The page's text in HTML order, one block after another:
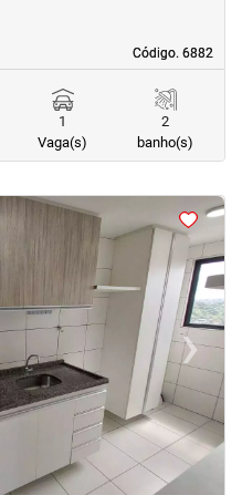
Código. 6882
Código. 6882
1
Vaga(s)
2
banho(s)
›Next